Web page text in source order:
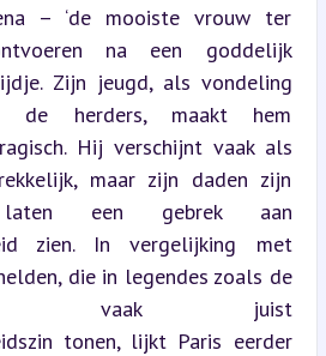
– ‘de mooiste vrouw ter
na een goddelijk
Zijn jeugd, als vondeling
de herders, maakt hem
Hij verschijnt vaak als
maar zijn daden zijn
een gebrek aan
zien. In vergelijking met
die in legendes zoals de
vaak juist
tonen, lijkt Paris eerder